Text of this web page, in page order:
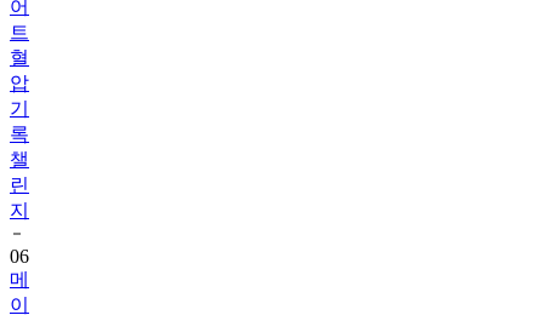
혈
압
기
록
챌
린
지
06
메
이
퓨